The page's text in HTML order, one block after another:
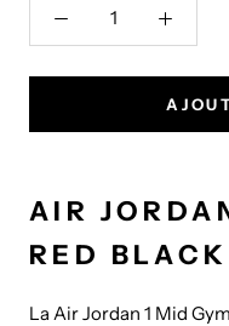
AIR
RED
La Air Jordan 1 Mid